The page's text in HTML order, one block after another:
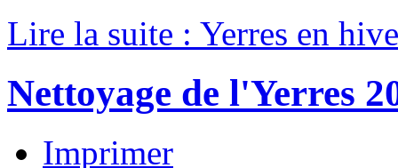
Lire la suite : Yerres en
Nettoyage de l'Yerres
Imprimer